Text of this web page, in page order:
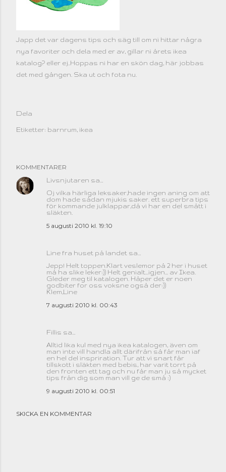
Japp det var dagens tips och säg till om ni hittar några
nya favoriter och dela med er av, gillar ni årets ikea
katalog? eller ej..Hoppas ni har en skön dag, här jobbas
det med gången. Ska ut och fota nu.
Dela
Etiketter: barnrum ikea
KOMMENTARER
Livsnjutaren sa…
Oj vilka härliga leksaker,hade ingen aning om att
dom hade sådan mjukis saker. ett superbra tips
för kommande julklappar,då vi har en del smått i
släkten.
5 augusti 2010 kl. 19:10
Line fra huset på landet sa…
Jepp! Helt toppen.Klart veslemor på 2 her i huset
må ha slike leker:)) Helt genialt...igjen... av Ikea.
Gleder meg til katalogen. Håper det er noen
godbiter for oss voksne også der:))
Klem,Line
7 augusti 2010 kl. 00:43
Fillis sa…
Alltid lika kul med nya ikea katalogen, även om
man inte vill handla allt därifrån så får man iaf
en hel del inspriration. Tur att vi snart får
tillskott i släkten med bebis, har varit torrt på
den fronten ett tag och nu får man ju så mycket
tips från dig som man vill ge de små :)
9 augusti 2010 kl. 00:51
SKICKA EN KOMMENTAR